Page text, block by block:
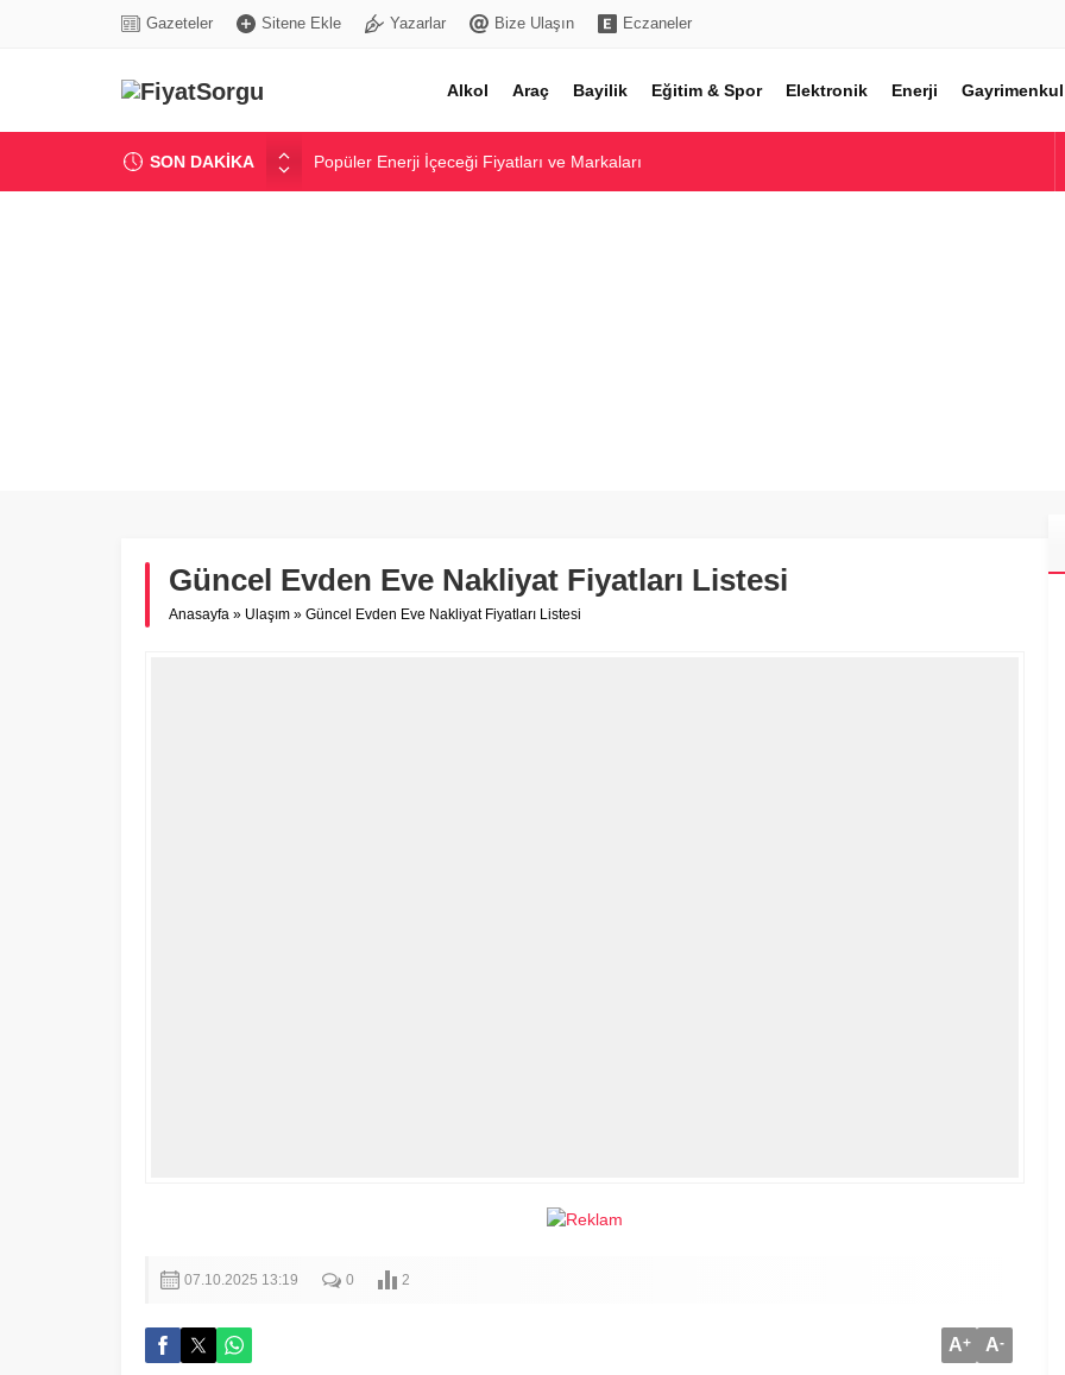
Gazeteler Sitene Ekle Yazarlar Bize Ulaşın Eczaneler
Alkol Araç Bayilik Eğitim & Spor Elektronik Enerji Gayrimenkul
SON DAKİKA
Popüler Enerji İçeceği Fiyatları ve Markaları
Damacana Su Fiyatları: Güncel Liste ve Marka Karşılaştırması
Güncel Evden Eve Nakliyat Fiyatları Listesi
Anasayfa » Ulaşım » Güncel Evden Eve Nakliyat Fiyatları Listesi
07.10.2025 13:19 0 2
A+ A-